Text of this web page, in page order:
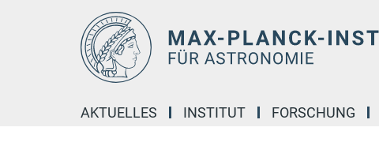
AKTUELLES INSTITUT FORSCHUNG